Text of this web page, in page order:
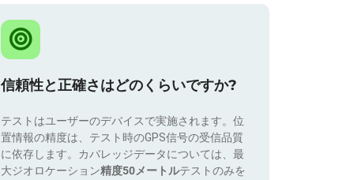
信頼性と正確さはどのくらいですか?
テストはユーザーのデバイスで実施されます。位
置情報の精度は、テスト時のGPS信号の受信品質
に依存します。カバレッジデータについては、最
大ジオロケーション精度50メートルテストのみを